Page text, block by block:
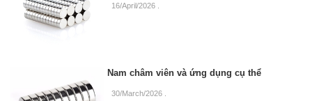
16/April/2026
Nam châm viên và ứng dụng cụ thể
30/March/2026